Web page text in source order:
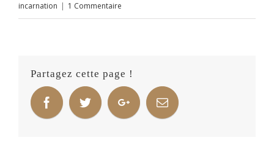
incarnation | 1 Commentaire
Partagez cette page !